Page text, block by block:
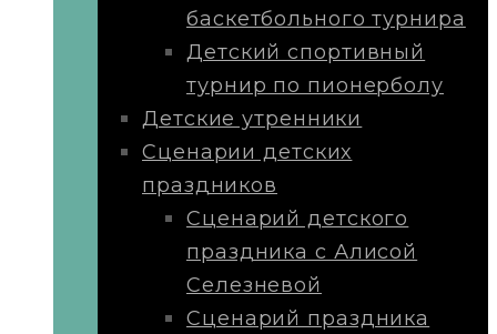
баскетбольного турнира
Детский спортивный
турнир по пионерболу
Детские утренники
Сценарии детских
праздников
Сценарий детского
праздника с Алисой
Селезневой
Сценарий праздника